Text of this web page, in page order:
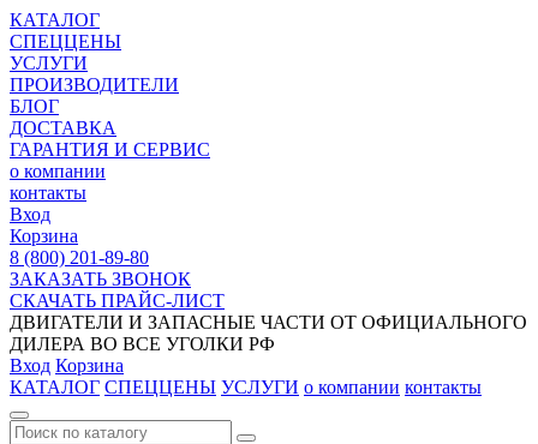
КАТАЛОГ
СПЕЦЦЕНЫ
УСЛУГИ
ПРОИЗВОДИТЕЛИ
БЛОГ
ДОСТАВКА
ГАРАНТИЯ И СЕРВИС
о компании
контакты
Вход
Корзина
8 (800) 201-89-80
ЗАКАЗАТЬ ЗВОНОК
СКАЧАТЬ ПРАЙС-ЛИСТ
ДВИГАТЕЛИ И ЗАПАСНЫЕ ЧАСТИ ОТ ОФИЦИАЛЬНОГО
ДИЛЕРА ВО ВСЕ УГОЛКИ РФ
Вход Корзина
КАТАЛОГ СПЕЦЦЕНЫ УСЛУГИ о компании контакты